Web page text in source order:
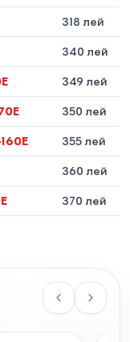
углами
более
оптимальным
Кварцевый
80% Кварц
глина
318 лей
340 лей
349 лей
350 лей
355 лей
360 лей
370 лей